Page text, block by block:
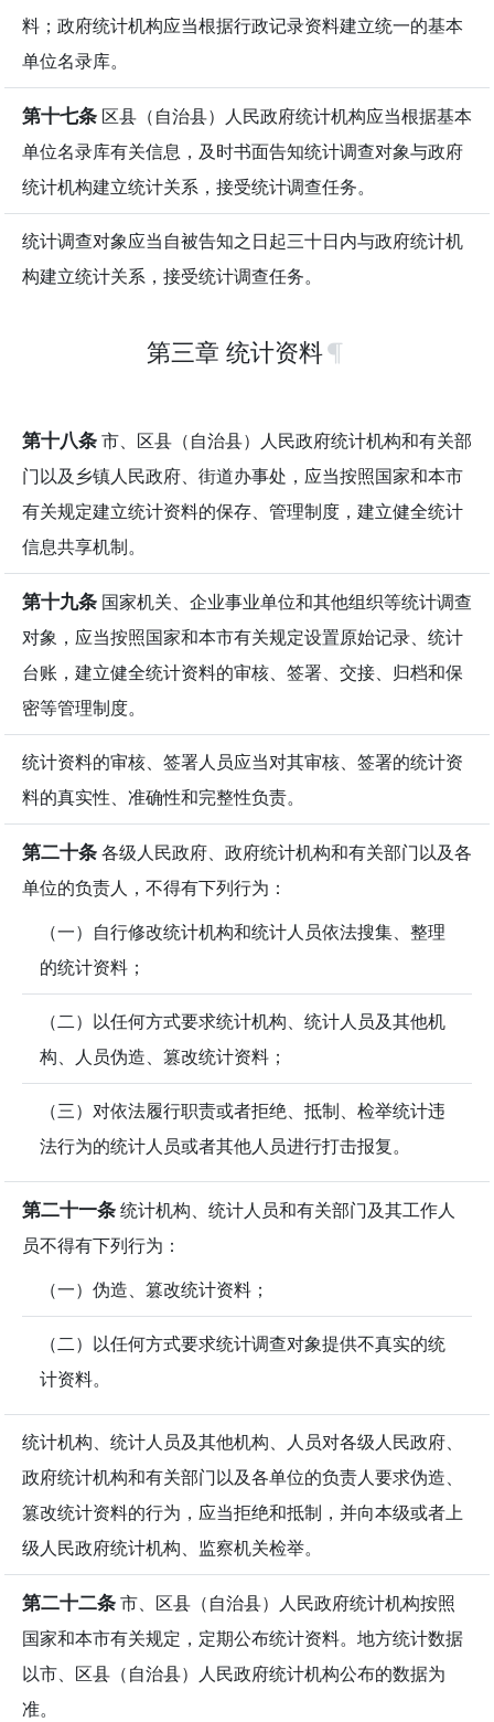
料；政府统计机构应当根据行政记录资料建立统一的基本
单位名录库。
第十七条 区县（自治县）人民政府统计机构应当根据基本
单位名录库有关信息，及时书面告知统计调查对象与政府
统计机构建立统计关系，接受统计调查任务。
统计调查对象应当自被告知之日起三十日内与政府统计机
构建立统计关系，接受统计调查任务。
第三章 统计资料
第十八条市、区县（自治县）人民政府统计机构和有关部
门以及乡镇人民政府、街道办事处，应当按照国家和本市
有关规定建立统计资料的保存、管理制度，建立健全统计
信息共享机制。
第十九条 国家机关、企业事业单位和其他组织等统计调查
对象，应当按照国家和本市有关规定设置原始记录、统计
台账，建立健全统计资料的审核、签署、交接、归档和保
密等管理制度。
统计资料的审核、签署人员应当对其审核、签署的统计资
料的真实性、准确性和完整性负责。
第二十条各级人民政府、政府统计机构和有关部门以及各
单位的负责人，不得有下列行为：
（一）自行修改统计机构和统计人员依法搜集、整理
的统计资料；
（二）以任何方式要求统计机构、统计人员及其他机
构、人员伪造、篡改统计资料；
（三）对依法履行职责或者拒绝、抵制、检举统计违
法行为的统计人员或者其他人员进行打击报复。
第二十一条统计机构、统计人员和有关部门及其工作人
员不得有下列行为：
（一）伪造、篡改统计资料；
（二）以任何方式要求统计调查对象提供不真实的统
计资料。
统计机构、统计人员及其他机构、人员对各级人民政府、
政府统计机构和有关部门以及各单位的负责人要求伪造、
篡改统计资料的行为，应当拒绝和抵制，并向本级或者上
级人民政府统计机构、监察机关检举。
第二十二条市、区县（自治县）人民政府统计机构按照
国家和本市有关规定，定期公布统计资料。地方统计数据
以市、区县（自治县）人民政府统计机构公布的数据为
准。